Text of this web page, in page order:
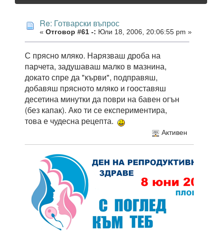
Re: Готварски въпрос
« Отговор #61 -: Юли 18, 2006, 20:06:55 pm »
С прясно мляко. Нарязваш дроба на
парчета, задушаваш малко в мазнина,
докато спре да "кърви", подправяш,
добавяш прясното мляко и гооставяш
десетина минутки да поври на бавен огън
(без капак). Ако ти се експериментира,
това е чудесна рецепта.
Активен